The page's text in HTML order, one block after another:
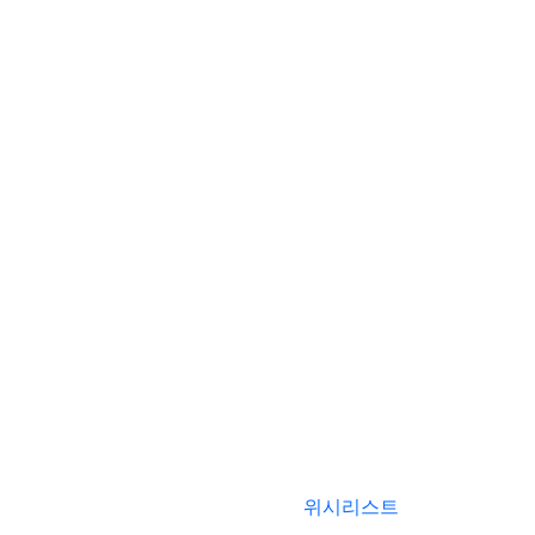
위시리스트